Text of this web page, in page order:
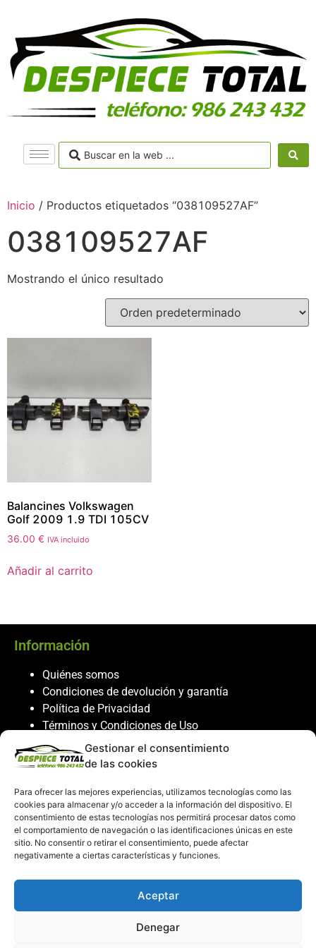
Gestionar el consentimiento
de las cookies
Para ofrecer las mejores experiencias, utilizamos tecnologías como las
cookies para almacenar y/o acceder a la información del dispositivo. El
consentimiento de estas tecnologías nos permitirá procesar datos como
el comportamiento de navegación o las identificaciones únicas en este
sitio. No consentir o retirar el consentimiento, puede afectar
negativamente a ciertas características y funciones.
Aceptar
Denegar
Inicio / Productos etiquetados “038109527AF”
038109527AF
Mostrando el único resultado
Balancines Volkswagen
Golf 2009 1.9 TDI 105CV
36.00 € IVA incluido
Añadir al carrito
Información
Quiénes somos
Condiciones de devolución y garantía
Política de Privacidad
Términos y Condiciones de Uso
Política de Cookies
Servicio al cliente
Contacto
986 243 432
608 867 074
recambiosdespiecetotal@gmail.com
Mi cuenta
Mi Cuenta